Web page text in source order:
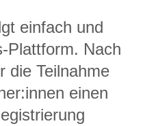
einfach und
Plattform. Nach
die Teilnahme
einen